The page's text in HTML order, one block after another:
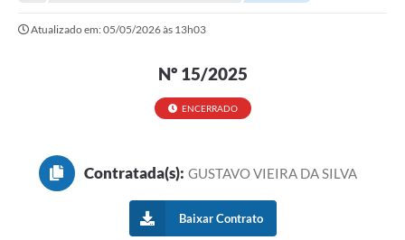
Legislação
Telefones Úteis
Atualizado em: 05/05/2026 às 13h03
Nº 15/2025
ENCERRADO
Contratada(s): GUSTAVO VIEIRA DA SILVA
Baixar Contrato